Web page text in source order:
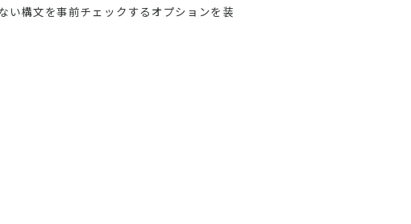
構文を事前チェックするオプションを装